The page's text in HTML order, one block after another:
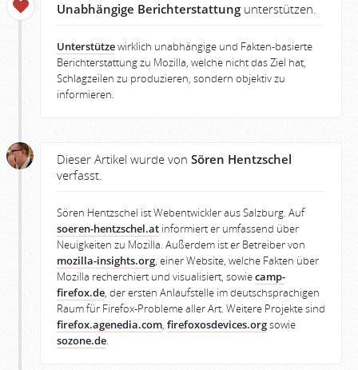
Unabhängige Berichterstattung unterstützen.
Unterstützewirklich unabhängige und Fakten-basierte
Berichterstattung zu Mozilla, welche nicht das Ziel hat,
Schlagzeilen zu produzieren, sondern objektiv zu
informieren.
Dieser Artikel wurde von Sören Hentzschel
verfasst.
Sören Hentzschel ist Webentwickler aus Salzburg. Auf
soeren-hentzschel.at informiert er umfassend über
Neuigkeiten zu Mozilla. Außerdem ist er Betreiber von
mozilla-insights.org, einer Website, welche Fakten über
Mozilla recherchiert und visualisiert, sowiecamp-
firefox.de, der ersten Anlaufstelle im deutschsprachigen
Raum für Firefox-Probleme aller Art. Weitere Projekte sind
firefox.agenedia.com, firefoxosdevices.orgsowie
sozone.de.